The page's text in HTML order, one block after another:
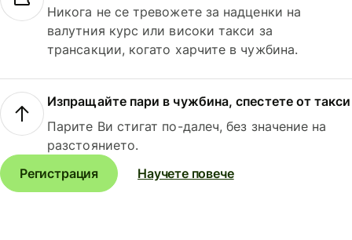
Никога не се тревожете за надценки на
валутния курс или високи такси за
трансакции, когато харчите в чужбина.
Изпращайте пари в чужбина, спестете от такси
Парите Ви стигат по-далеч, без значение на
разстоянието.
Регистрация
Научете повече